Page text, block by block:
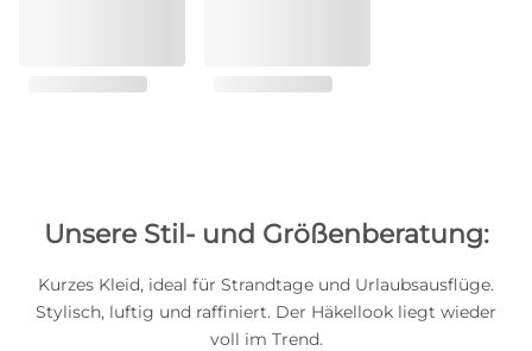
Unsere Stil- und Größenberatung:
Kurzes Kleid, ideal für Strandtage und Urlaubsausflüge.
Stylisch, luftig und raffiniert. Der Häkellook liegt wieder
voll im Trend.